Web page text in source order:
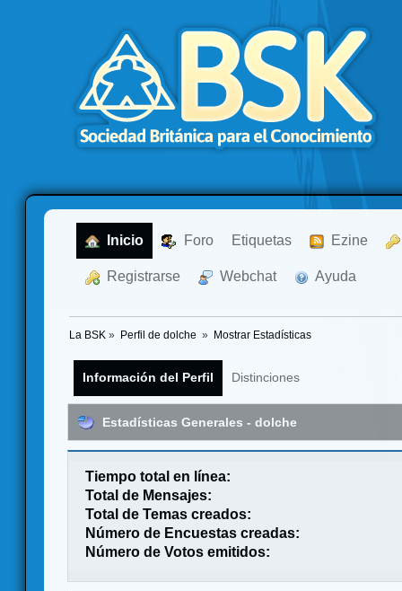
Inicio Foro Etiquetas Ezine
Registrarse Webchat Ayuda
La BSK » Perfil de dolche » Mostrar Estadísticas
Información del Perfil Distinciones
Estadísticas Generales - dolche
Tiempo total en línea:
Total de Mensajes:
Total de Temas creados:
Número de Encuestas creadas:
Número de Votos emitidos: